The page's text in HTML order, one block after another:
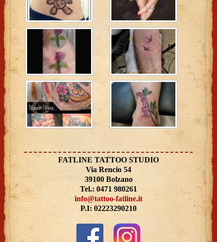
FATLINE TATTOO STUDIO
Via Rencio 54
39100 Bolzano
Tel.: 0471 980261
info@tattoo-fatline.it
P.I: 02223290210